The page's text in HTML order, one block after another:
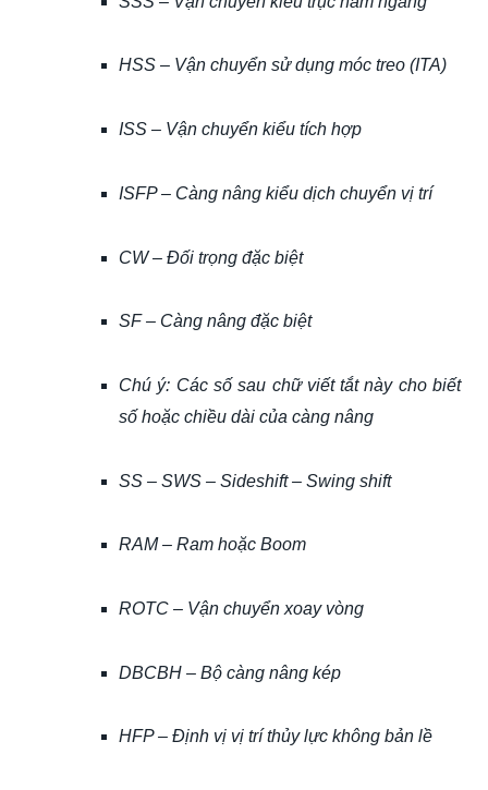
HSS – Vận chuyển sử dụng móc treo (ITA)
ISS – Vận chuyển kiểu tích hợp
ISFP – Càng nâng kiểu dịch chuyển vị trí
CW – Đối trọng đặc biệt
SF – Càng nâng đặc biệt
Chú ý: Các số sau chữ viết tắt này cho biết
số hoặc chiều dài của càng nâng
SS – SWS – Sideshift – Swing shift
RAM – Ram hoặc Boom
ROTC – Vận chuyển xoay vòng
DBCBH – Bộ càng nâng kép
HFP – Định vị vị trí thủy lực không bản lề